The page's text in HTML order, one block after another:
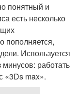
понятный и
есть несколько
пополняется,
Используется
работать
«3Ds max».